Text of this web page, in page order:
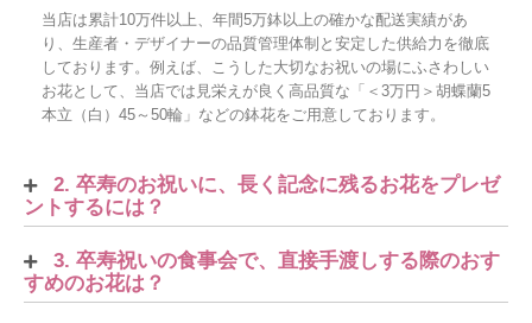
当店は累計10万件以上、年間5万鉢以上の確かな配送実績があ
り、生産者・デザイナーの品質管理体制と安定した供給力を徹底
しております。例えば、こうした大切なお祝いの場にふさわしい
お花として、当店では見栄えが良く高品質な「＜3万円＞胡蝶蘭5
本立（白）45～50輪」などの鉢花をご用意しております。
2. 卒寿のお祝いに、長く記念に残るお花をプレゼ
ントするには？
3. 卒寿祝いの食事会で、直接手渡しする際のおす
すめのお花は？